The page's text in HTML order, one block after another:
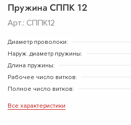
Пружина СППК 12
Арт.: СППК12
Диаметр проволоки:
Наруж. диаметр пружины:
Длина пружины:
Рабочее число витков:
Полное число витков:
Все характеристики